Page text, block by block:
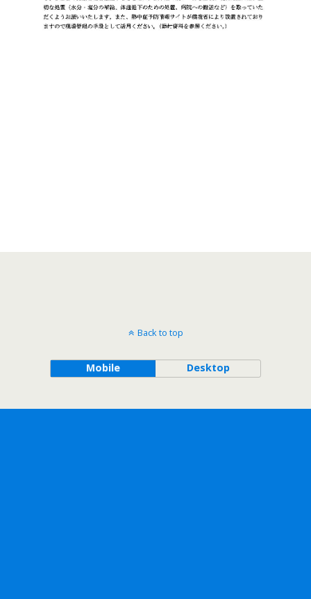
Back to top
Mobile Desktop